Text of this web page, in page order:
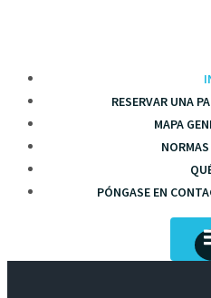
RESERVAR UNA
MAPA
PÓNGASE EN